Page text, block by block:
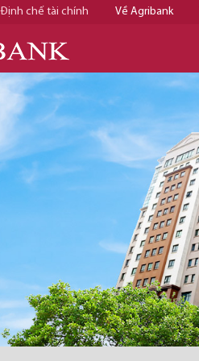
Định chế tài chính Về Agribank